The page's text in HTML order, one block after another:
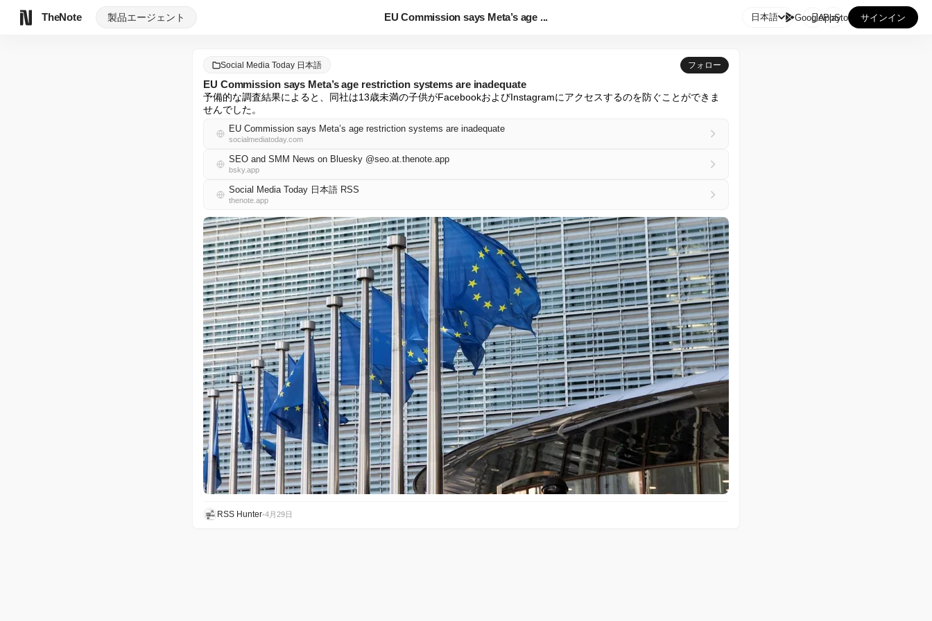
TheNote 製品エージェント EU Commission says Meta’s age ... 日本語 GooglePlay
AppStore サインイン
Social Media Today 日本語 フォロー
EU Commission says Meta’s age restriction systems are inadequate
予備的な調査結果によると、同社は13歳未満の子供がFacebookおよびInstagramにアクセスするのを防ぐことができま
せんでした。
EU Commission says Meta’s age restriction systems are inadequate
socialmediatoday.com
SEO and SMM News on Bluesky @seo.at.thenote.app
bsky.app
Social Media Today 日本語 RSS
thenote.app
RSS Hunter•4月29日